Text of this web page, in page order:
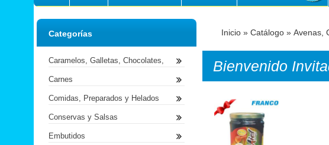
Inicio » Catálogo » Avenas,
Bienvenido
Categorías
Caramelos, Galletas, Chocolates,
Carnes
Comidas, Preparados y Helados
Conservas y Salsas
Embutidos